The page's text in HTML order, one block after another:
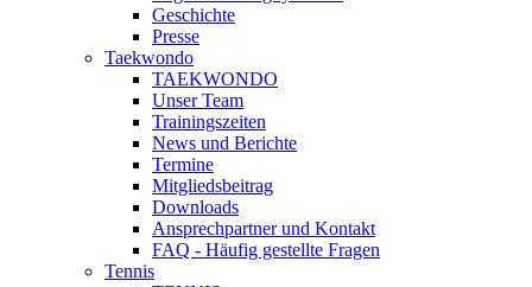
Geschichte
Presse
Taekwondo
TAEKWONDO
Unser Team
Trainingszeiten
News und Berichte
Termine
Mitgliedsbeitrag
Downloads
Ansprechpartner und Kontakt
FAQ - Häufig gestellte Fragen
Tennis